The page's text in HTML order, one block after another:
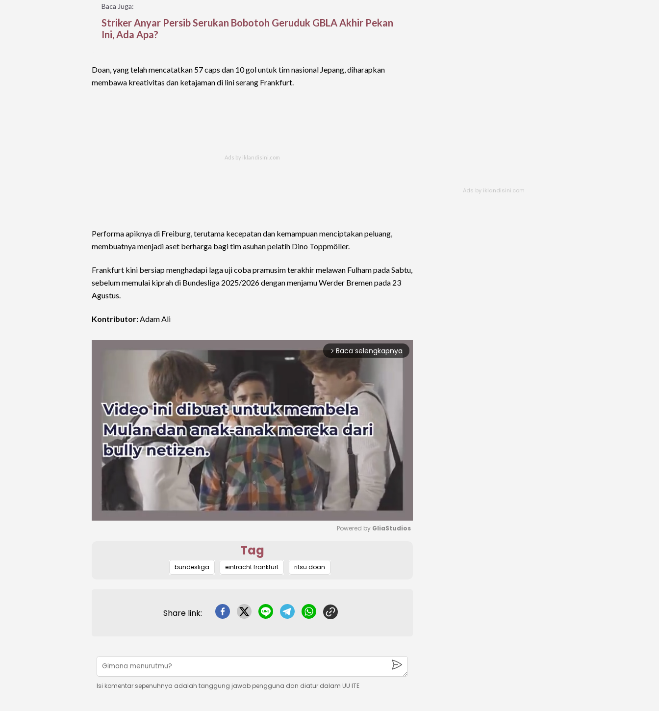
Baca Juga:
Striker Anyar Persib Serukan Bobotoh Geruduk GBLA Akhir Pekan
Ini, Ada Apa?
Doan, yang telah mencatatkan 57 caps dan 10 gol untuk tim nasional Jepang, diharapkan
membawa kreativitas dan ketajaman di lini serang Frankfurt.
Performa apiknya di Freiburg, terutama kecepatan dan kemampuan menciptakan peluang,
membuatnya menjadi aset berharga bagi tim asuhan pelatih Dino Toppmöller.
Frankfurt kini bersiap menghadapi laga uji coba pramusim terakhir melawan Fulham pada Sabtu,
sebelum memulai kiprah di Bundesliga 2025/2026 dengan menjamu Werder Bremen pada 23
Agustus.
Kontributor:Adam Ali
arrow_forward_ios Baca selengkapnya
Powered by GliaStudios
Tag
bundesliga eintracht frankfurt ritsu doan
Share link:
Isi komentar sepenuhnya adalah tanggung jawab pengguna dan diatur dalam UU ITE